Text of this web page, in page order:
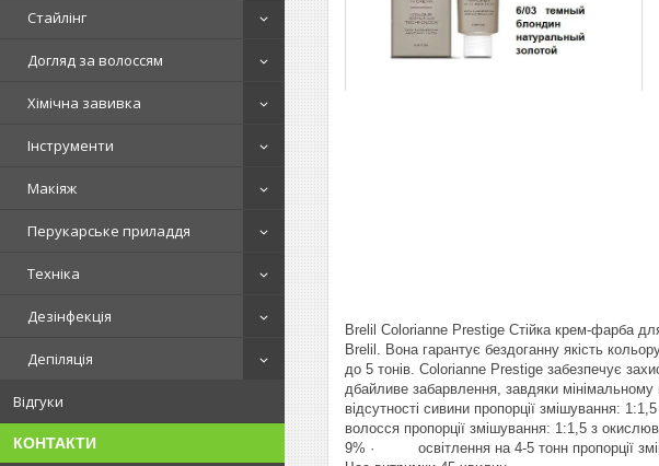
Стайлінг
Догляд за волоссям
Хімічна завивка
Інструменти
Макіяж
Перукарське приладдя
Техніка
Дезінфекція
Депіляція
Відгуки
КОНТАКТИ
Brelil Colorianne Prestige Стійка крем-фарба
Brelil. Вона гарантує бездоганну якість
до 5 тонів. Colorianne Prestige забезпечує
дбайливе забарвлення, завдяки
відсутності сивини пропорції змішування:
волосся пропорції змішування: 1:1,5 з
9% · освітлення на 4-5 тонн пропорції